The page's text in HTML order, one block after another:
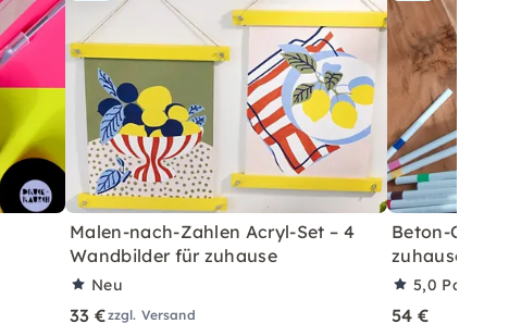
Malen-nach-Zahlen Acryl-Set – 4
Wandbilder für zuhause
Neu
33 €zzgl. Versand
Beton-
zuhause mit
5,0
54 €